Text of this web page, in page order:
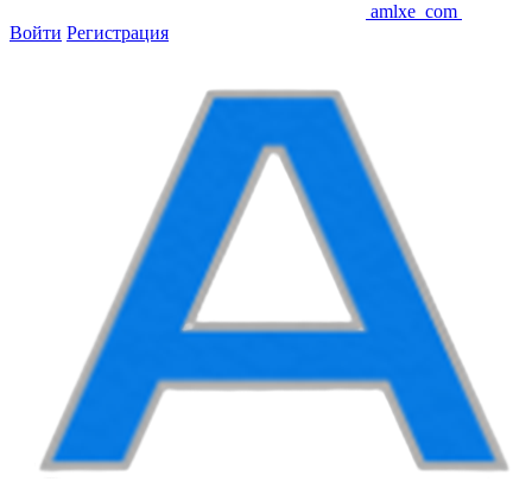
amlxe_com
Войти Регистрация